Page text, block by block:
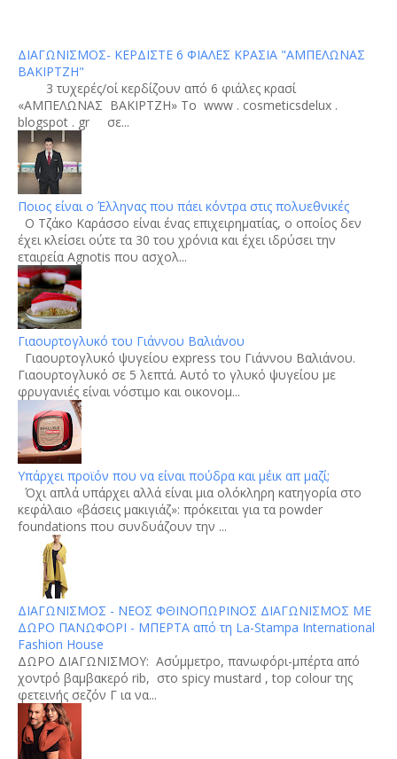
ΔΙΑΓΩΝΙΣΜΟΣ- ΚΕΡΔΙΣΤΕ 6 ΦΙΑΛΕΣ ΚΡΑΣΙΑ "ΑΜΠΕΛΩΝΑΣ
ΒΑΚΙΡΤΖΗ"
3 τυχερές/οί κερδίζουν από 6 φιάλες κρασί
«ΑΜΠΕΛΩΝΑΣ ΒΑΚΙΡΤΖΗ» To www . cosmeticsdelux .
blogspot . gr σε...
Ποιος είναι ο Έλληνας που πάει κόντρα στις πολυεθνικές
Ο Τζάκο Καράσσο είναι ένας επιχειρηματίας, ο οποίος δεν
έχει κλείσει ούτε τα 30 του χρόνια και έχει ιδρύσει την
εταιρεία Agnotis που ασχολ...
Γιαουρτογλυκό του Γιάννου Βαλιάνου
Γιαουρτογλυκό ψυγείου express του Γιάννου Βαλιάνου.
Γιαουρτογλυκό σε 5 λεπτά. Αυτό το γλυκό ψυγείου με
φρυγανιές είναι νόστιμο και οικονομ...
Υπάρχει προϊόν που να είναι πούδρα και μέικ απ μαζί;
Όχι απλά υπάρχει αλλά είναι μια ολόκληρη κατηγορία στο
κεφάλαιο «βάσεις μακιγιάζ»: πρόκειται για τα powder
foundations που συνδυάζουν την ...
ΔΙΑΓΩΝΙΣΜΟΣ - ΝΕΟΣ ΦΘΙΝΟΠΩΡΙΝΟΣ ΔΙΑΓΩΝΙΣΜΟΣ ΜΕ
ΔΩΡΟ ΠΑΝΩΦΟΡΙ - ΜΠΕΡΤΑ από τη La-Stampa International
Fashion House
ΔΩΡΟ ΔΙΑΓΩΝΙΣΜΟΥ: Aσύμμετρο, πανωφόρι-μπέρτα από
χοντρό βαμβακερό rib, στο spicy mustard , top colour της
φετεινής σεζόν Γ ια να...